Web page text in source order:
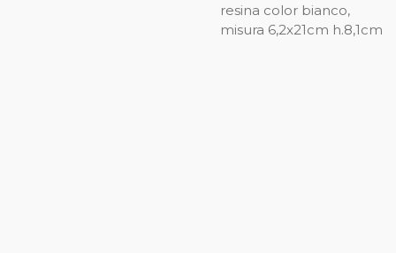
resina color bianco,
misura 6,2x21cm h.8,1cm